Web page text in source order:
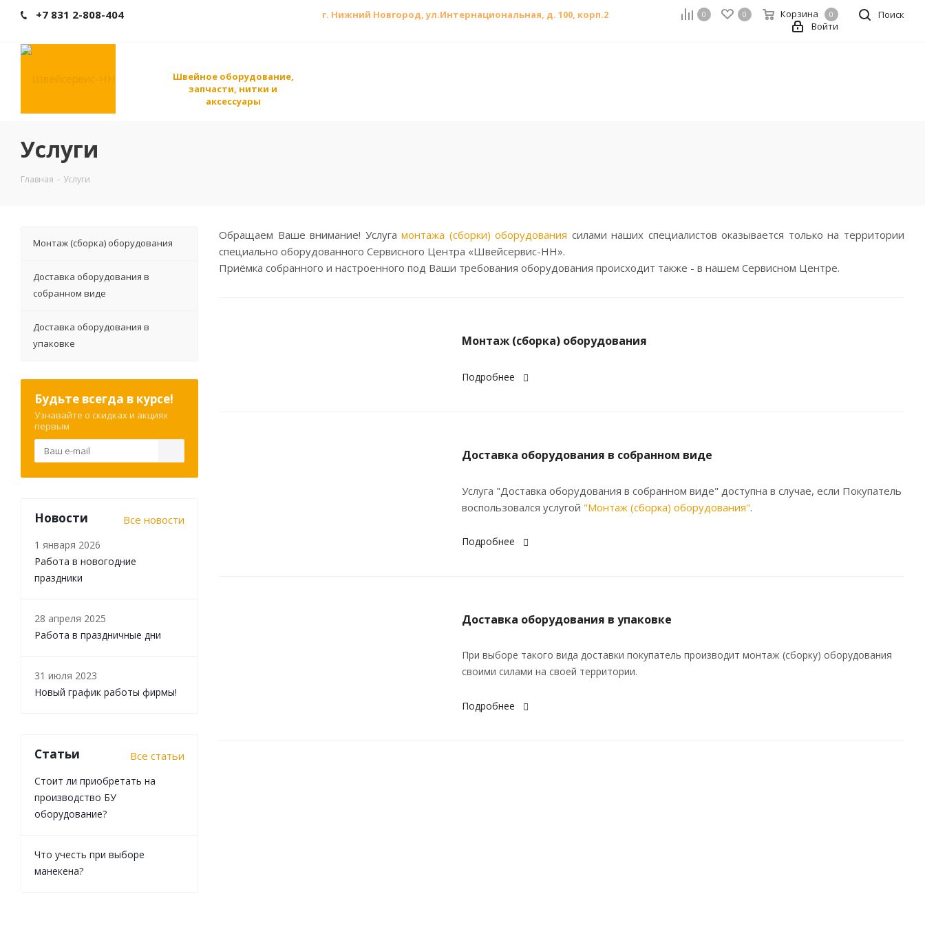
+7 831 2-808-404 г. Нижний Новгород, ул.Интернациональная, д. 100, корп.2 Поиск
0 0 Корзина 0
Войти
Швейное оборудование,
запчасти, нитки и
аксессуары
Услуги
Главная - Услуги
Обращаем Ваше внимание! Услугамонтажа (сборки) оборудования силами наших специалистов оказывается только на территории
специально оборудованного Сервисного Центра «Швейсервис-НН».
Приёмка собранного и настроенного под Ваши требования оборудования происходит также - в нашем Сервисном Центре.
Монтаж (сборка) оборудования
Подробнее
Доставка оборудования в собранном виде
Услуга "Доставка оборудования в собранном виде" доступна в случае, если Покупатель
воспользовался услугой "Монтаж (сборка) оборудования".
Подробнее
Доставка оборудования в упаковке
При выборе такого вида доставки покупатель производит монтаж (сборку) оборудования
своими силами на своей территории.
Подробнее
Монтаж (сборка) оборудования
Доставка оборудования в
собранном виде
Доставка оборудования в
упаковке
Будьте всегда в курсе!
Узнавайте о скидках и акциях
первым
Новости Все новости
1 января 2026
Работа в новогодние
праздники
28 апреля 2025
Работа в праздничные дни
31 июля 2023
Новый график работы фирмы!
Статьи Все статьи
Стоит ли приобретать на
производство БУ
оборудование?
Что учесть при выборе
манекена?